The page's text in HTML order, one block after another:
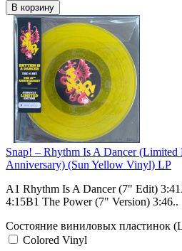
В корзину
Snap! – Rhythm Is A Dancer (Limited
Anniversary) (Sun Yellow Vinyl) LP
A1 Rhythm Is A Dancer (7" Edit)
4:15B1 The Power (7" Version) 3:46..
Состояние виниловых пластинок
Colored Vinyl